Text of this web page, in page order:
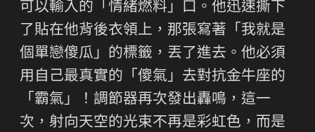
可以輸入的「情緒燃料」口。他迅速撕下
了貼在他背後衣領上，那張寫著「我就是
個單戀傻瓜」的標籤，丟了進去。他必須
用自己最真實的「傻氣」去對抗金牛座的
「霸氣」！調節器再次發出轟鳴，這一
次，射向天空的光束不再是彩虹色，而是